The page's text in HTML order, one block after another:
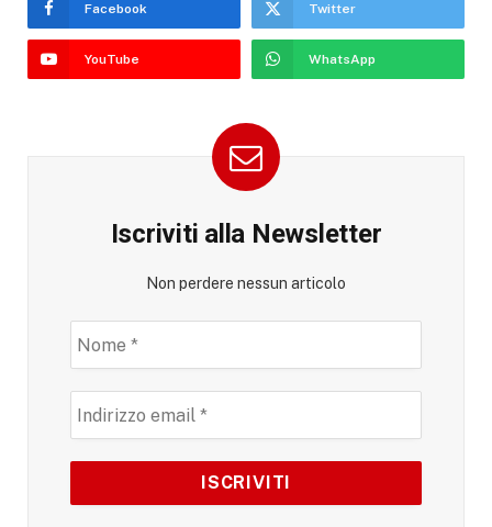
Facebook Twitter
YouTube WhatsApp
Iscriviti alla Newsletter
Non perdere nessun articolo